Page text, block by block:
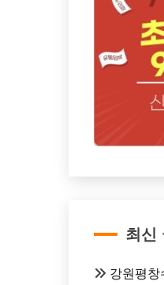
최신
강원평창